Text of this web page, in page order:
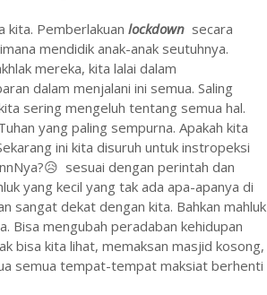
kita. Pemberlakuan lockdown secara
mendidik anak-anak seutuhnya.
mereka, kita lalai dalam
dalam menjalani ini semua. Saling
sering mengeluh tentang semua hal.
yang paling sempurna. Apakah kita
ini kita disuruh untuk instropeksi
sesuai dengan perintah dan
yang kecil yang tak ada apa-apanya di
sangat dekat dengan kita. Bahkan mahluk
Bisa mengubah peradaban kehidupan
bisa kita lihat, memaksan masjid kosong,
semua tempat-tempat maksiat berhenti